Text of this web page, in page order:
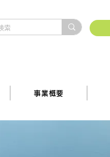
事業概要